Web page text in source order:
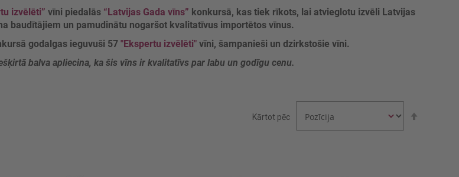
izvēlēti” vīni piedalās “Latvijas Gada vīns” konkursā, kas tiek rīkots, lai atvieglotu izvēli Latvijas
baudītājiem un pamudinātu nogaršot kvalitatīvus importētos vīnus.
godalgas ieguvuši 57 "Ekspertu izvēlēti"vīni, šampanieši un dzirkstošie vīni.
balva apliecina, ka šis vīns ir kvalitatīvs par labu un godīgu cenu.
Kārtot pēc